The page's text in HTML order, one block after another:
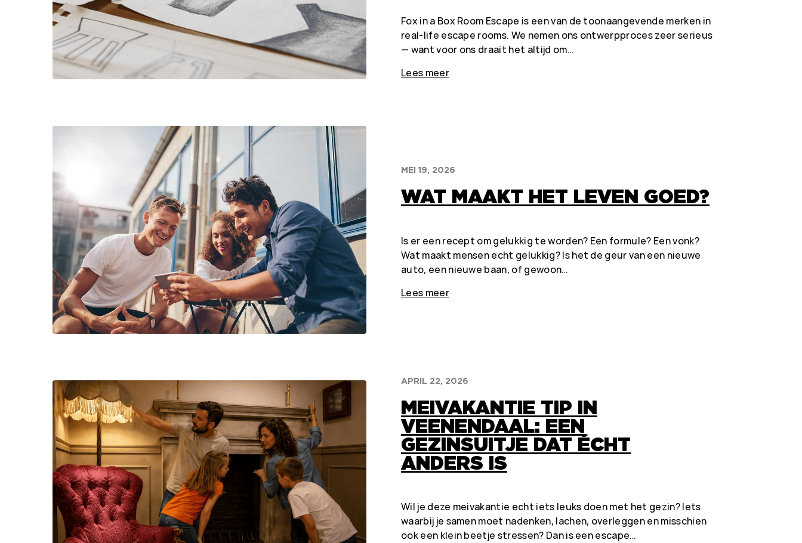
Fox in a Box Room Escape is een van de toonaangevende merken in
real-life escape rooms. We nemen ons ontwerpproces zeer serieus
— want voor ons draait het altijd om…
Lees meer
MEI 19, 2026
WAT MAAKT HET LEVEN GOED?
Is er een recept om gelukkig te worden? Een formule? Een vonk?
Wat maakt mensen echt gelukkig? Is het de geur van een nieuwe
auto, een nieuwe baan, of gewoon…
Lees meer
APRIL 22, 2026
MEIVAKANTIE TIP IN
VEENENDAAL: EEN
GEZINSUITJE DAT ÉCHT
ANDERS IS
Wil je deze meivakantie echt iets leuks doen met het gezin? Iets
waarbij je samen moet nadenken, lachen, overleggen en misschien
ook een klein beetje stressen? Dan is een escape…